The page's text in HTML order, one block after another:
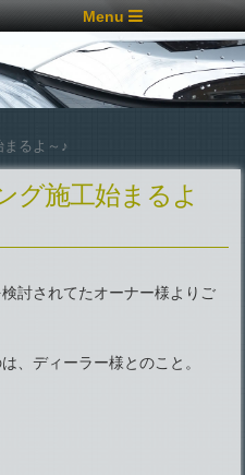
Menu
るよ～♪
グ施工始まるよ
討されてたオーナー様よりご
、ディーラー様とのこと。